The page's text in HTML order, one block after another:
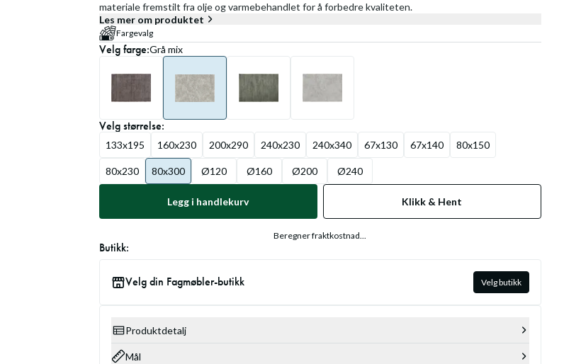
materiale fremstilt fra olje og varmebehandlet for å forbedre kvaliteten.
Les mer om produktet
Fargevalg
Velgfarge:Grå mix
Velgstørrelse:
133x195 160x230 200x290 240x230 240x340 67x130 67x140 80x150
80x230 80x300 Ø120 Ø160 Ø200 Ø240
Legg i handlekurv Klikk & Hent
Beregner fraktkostnad...
Butikk:
Velg din Fagmøbler-butikk Velg butikk
Produktdetalj
Mål